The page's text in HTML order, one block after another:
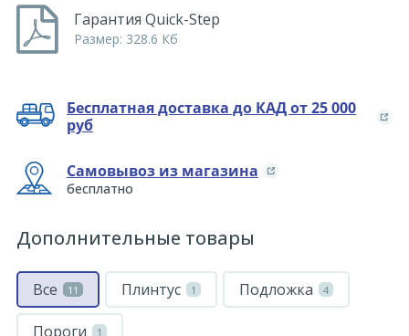
Гарантия Quick-Step
Размер: 328.6 Кб
Бесплатная доставка до КАД от 25 000
руб
Самовывоз из магазина
бесплатно
Дополнительные товары
Все 11 Плинтус 1 Подложка 4
Пороги 1